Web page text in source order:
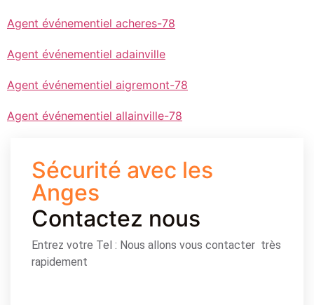
Agent événementiel acheres-78
Agent événementiel adainville
Agent événementiel aigremont-78
Agent événementiel allainville-78
Sécurité avec les
Anges
Contactez nous
Entrez votre Tel : Nous allons vous contacter très
rapidement